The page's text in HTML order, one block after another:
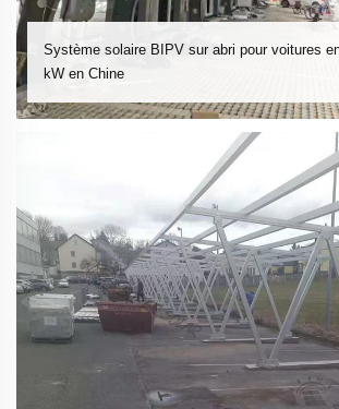
Système solaire BIPV sur abri pour voitures
kW en Chine